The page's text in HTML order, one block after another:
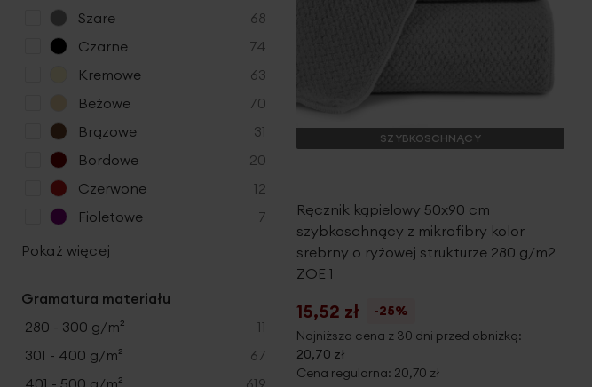
SZYBKOSCHNĄCY
Ręcznik kąpielowy 50x90 cm
szybkoschnący z mikrofibry kolor
srebrny o ryżowej strukturze 280 g/m2
ZOE 1
15,52 zł
-25%
Najniższa cena z 30 dni przed obniżką:
20,70 zł
Cena regularna: 20,70 zł
d
u
k
y
r
d
u
k
y
Szare 68
p
r
d
u
k
y
Czarne 74
p
r
d
u
k
y
Kremowe 63
p
r
d
u
k
y
Beżowe 70
p
r
d
u
k
y
Brązowe 31
p
r
d
u
t
Bordowe 20
p
r
d
u
y
Czerwone 12
p
r
d
k
y
Fioletowe 7
p
o
u
k
y
Pokaż więcej
Gramatura materiału
280 - 300 g/m²
11
produkty
301 - 400 g/m²
67
produkty
produkty